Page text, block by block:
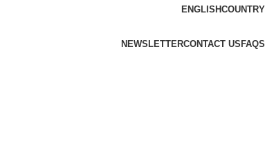
ENGLISHCOUNTRY
NEWSLETTERCONTACT US FAQS